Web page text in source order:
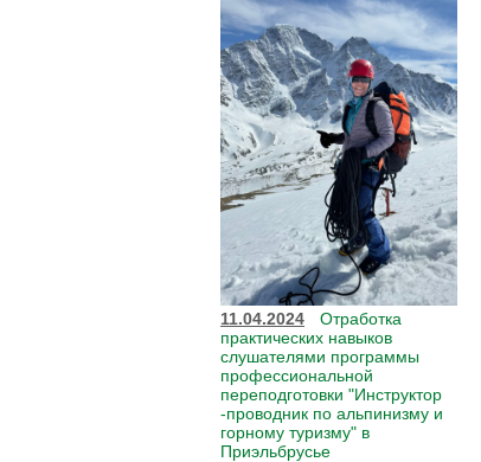
11.04.2024
Отработка
практических навыков
слушателями программы
профессиональной
переподготовки "Инструктор
-проводник по альпинизму и
горному туризму" в
Приэльбрусье